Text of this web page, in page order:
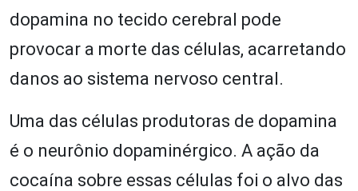
dopamina no tecido cerebral pode
provocar a morte das células, acarretando
danos ao sistema nervoso central.
Uma das células produtoras de dopamina
é o neurônio dopaminérgico. A ação da
cocaína sobre essas células foi o alvo das